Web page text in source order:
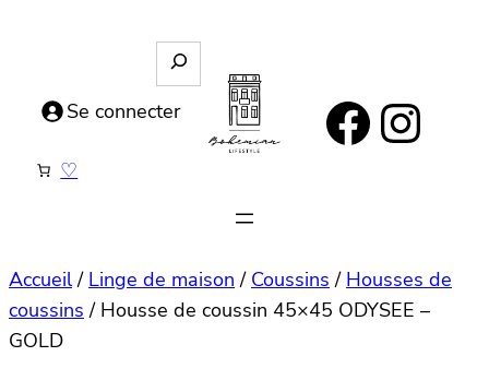
https://www.facebook.com/bohemianlifestyle.be Instagram
e
c
e
Se connecter
♡
Accueil/ Linge de maison / Coussins / Housses de
coussins / Housse de coussin 45×45 ODYSEE –
GOLD